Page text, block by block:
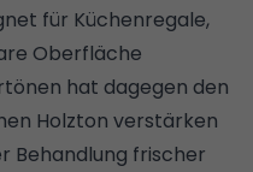
für Küchenregale,
Oberfläche
hat dagegen den
Holzton verstärken
Behandlung frischer